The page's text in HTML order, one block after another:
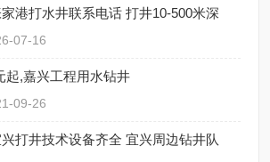
港打水井联系电话 打井10-500米深
07-16
起,嘉兴工程用水钻井
09-26
打井技术设备齐全 宜兴周边钻井队